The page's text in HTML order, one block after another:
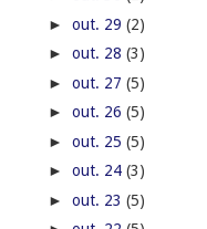
Família de
Fim de semana em
Rede estadual do
Mais de 110 mil
Sesau orienta
Em Alagoas, ações
► out. 20 (4)